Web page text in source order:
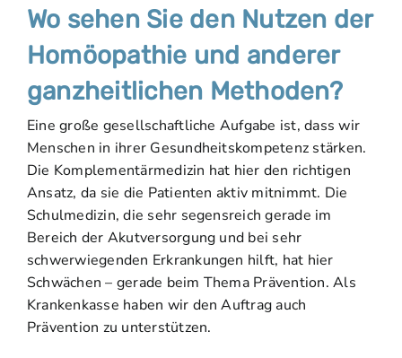
Wo sehen Sie den Nutzen der
Homöopathie und anderer
ganzheitlichen Methoden?
Eine große gesellschaftliche Aufgabe ist, dass wir
Menschen in ihrer Gesundheitskompetenz stärken.
Die Komplementärmedizin hat hier den richtigen
Ansatz, da sie die Patienten aktiv mitnimmt. Die
Schulmedizin, die sehr segensreich gerade im
Bereich der Akutversorgung und bei sehr
schwerwiegenden Erkrankungen hilft, hat hier
Schwächen – gerade beim Thema Prävention. Als
Krankenkasse haben wir den Auftrag auch
Prävention zu unterstützen.